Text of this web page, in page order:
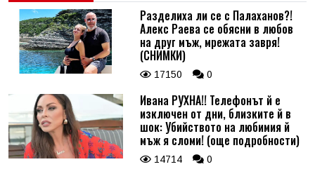
Разделиха ли се с Палаханов?!
Алекс Раева се обясни в любов
на друг мъж, мрежата завря!
(СНИМКИ)
17150 0
Ивана РУХНА!! Телефонът й е
изключен от дни, близките й в
шок: Убийството на любимия й
мъж я сломи! (още подробности)
14714 0